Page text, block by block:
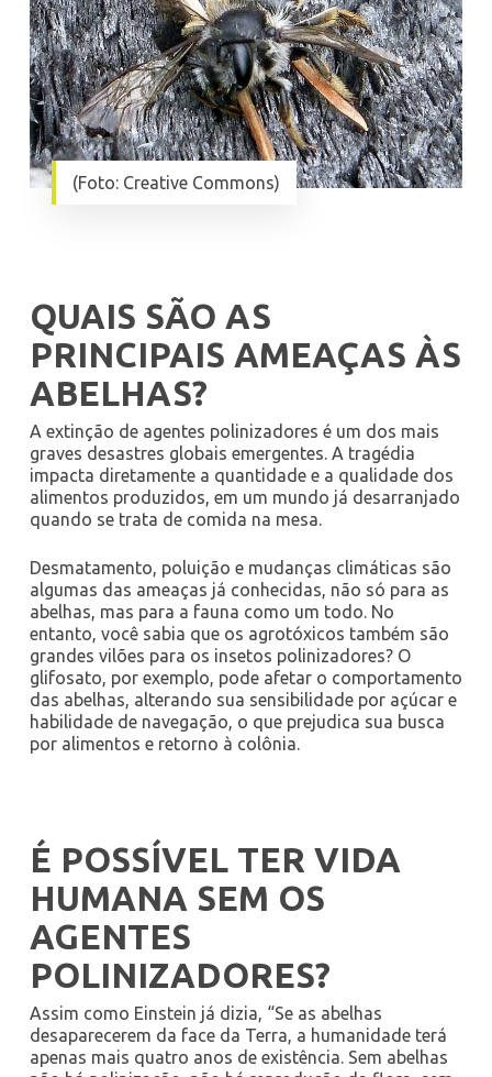
(Foto: Creative Commons)
QUAIS SÃO AS
PRINCIPAIS AMEAÇAS ÀS
ABELHAS?
A extinção de agentes polinizadores é um dos mais
graves desastres globais emergentes. A tragédia
impacta diretamente a quantidade e a qualidade dos
alimentos produzidos, em um mundo já desarranjado
quando se trata de comida na mesa.
Desmatamento, poluição e mudanças climáticas são
algumas das ameaças já conhecidas, não só para as
abelhas, mas para a fauna como um todo. No
entanto, você sabia que os agrotóxicos também são
grandes vilões para os insetos polinizadores? O
glifosato, por exemplo, pode afetar o comportamento
das abelhas, alterando sua sensibilidade por açúcar e
habilidade de navegação, o que prejudica sua busca
por alimentos e retorno à colônia.
É POSSÍVEL TER VIDA
HUMANA SEM OS
AGENTES
POLINIZADORES?
Assim como Einstein já dizia, “Se as abelhas
desaparecerem da face da Terra, a humanidade terá
apenas mais quatro anos de existência. Sem abelhas